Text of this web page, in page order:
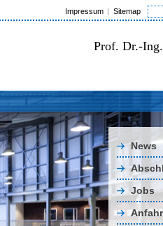
Impressum Sitemap
Prof. Dr.-
News
Jobs